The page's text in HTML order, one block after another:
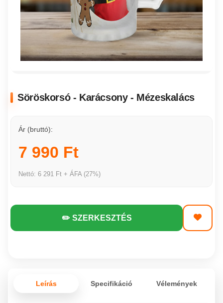
Söröskorsó - Karácsony - Mézeskalács
Ár (bruttó):
7 990 Ft
Nettó: 6 291 Ft + ÁFA (27%)
✏️ SZERKESZTÉS
Leírás Specifikáció Vélemények